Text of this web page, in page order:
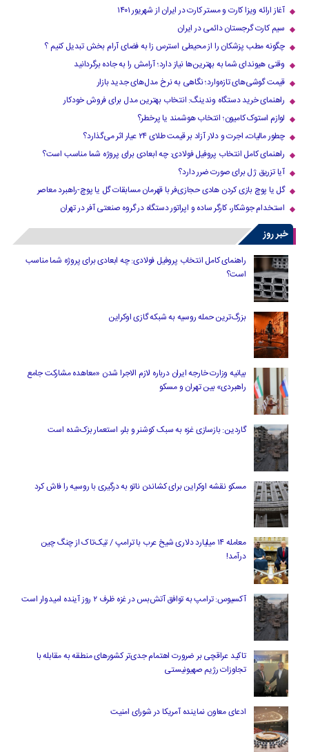
آغاز ارائه ویزا کارت و مستر کارت در ایران از شهریور ۱۴۰۱
سیم کارت گرجستان دائمی در ایران
چگونه مطب پزشکان را از محیطی استرس زا به فضای آرام بخش تبدیل کنیم ؟
وقتی هیوندای شما به بهترین‌ها نیاز دارد؛ آرامش را به جاده برگردانید
قیمت گوشی‌های تازه‌وارد؛ نگاهی به نرخ مدل‌های جدید بازار
راهنمای خرید دستگاه وندینگ: انتخاب بهترین مدل برای فروش خودکار
لوازم استوک کامیون؛ انتخاب هوشمند یا پرخطر؟
چطور مالیات، اجرت و دلار آزاد بر قیمت طلای ۲۴ عیار اثر می‌گذارد؟
راهنمای کامل انتخاب پروفیل فولادی: چه ابعادی برای پروژه شما مناسب است؟
آیا تزریق ژل برای صورت ضرر دارد​؟
گل یا پوچ بازی کردن هادی حجازی‌فر با قهرمان مسابقات گل یا پوچ-راهبرد معاصر
استخدام جوشکار، کارگر ساده و اپراتور دستگاه در گروه صنعتی آفر در تهران
خبر روز
راهنمای کامل انتخاب پروفیل فولادی: چه ابعادی برای پروژه شما مناسب
است؟
بزرگ‌ترین حمله روسیه به شبکه گازی اوکراین
بیانیه وزارت خارجه ایران درباره لازم‌ الاجرا شدن «معاهده مشارکت جامع
راهبردی» بین تهران و مسکو
گاردین: بازسازی غزه به سبک کوشنر و بلر، استعمار بزک‌شده است
مسکو نقشه اوکراین برای کشاندن ناتو به درگیری با روسیه را فاش کرد
معامله ۱۴ میلیارد دلاری شیخ عرب با ترامپ / تیک‌تاک از چنگ چین
درآمد!
آکسیوس: ترامپ به توافق آتش‌بس در غزه ظرف ۲ روز آینده امیدوار است
تاکید عراقچی بر ضرورت اهتمام جدی‌تر کشورهای منطقه به مقابله با
تجاوزات رژیم صهیونیستی
ادعای معاون نماینده آمریکا در شورای امنیت